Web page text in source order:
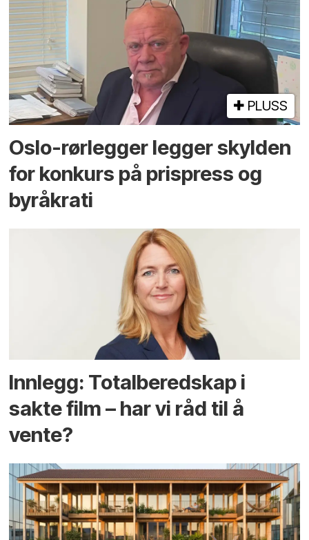
PLUSS
Oslo-rørlegger legger skylden
for konkurs på prispress og
byråkrati
Innlegg: Totalberedskap i
sakte film – har vi råd til å
vente?